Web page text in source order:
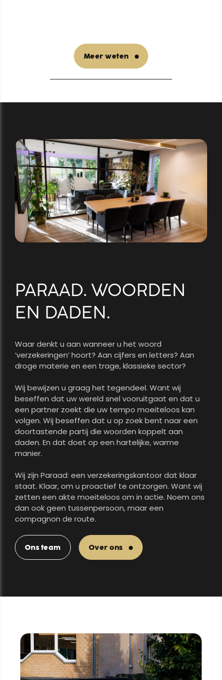
Meer weten
PARAAD. WOORDEN
EN DADEN.
Waar denkt u aan wanneer u het woord
‘verzekeringen’ hoort? Aan cijfers en letters? Aan
droge materie en een trage, klassieke sector?
Wij bewijzen u graag het tegendeel. Want wij
beseffen dat uw wereld snel vooruitgaat en dat u
een partner zoekt die uw tempo moeiteloos kan
volgen. Wij beseffen dat u op zoek bent naar een
doortastende partij die woorden koppelt aan
daden. En dat doet op een hartelijke, warme
manier.
Wij zijn Paraad: een verzekeringskantoor dat klaar
staat. Klaar, om u proactief te ontzorgen. Want wij
zetten een akte moeiteloos om in actie. Noem ons
dan ook geen tussenpersoon, maar een
compagnon de route.
Ons team Over ons